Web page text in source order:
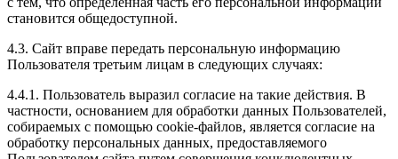
становится общедоступной.
4.3. Сайт вправе передать персональную информацию
Пользователя третьим лицам в следующих случаях:
4.4.1. Пользователь выразил согласие на такие действия. В
частности, основанием для обработки данных Пользователей,
собираемых с помощью cookie-файлов, является согласие на
обработку персональных данных, предоставляемого